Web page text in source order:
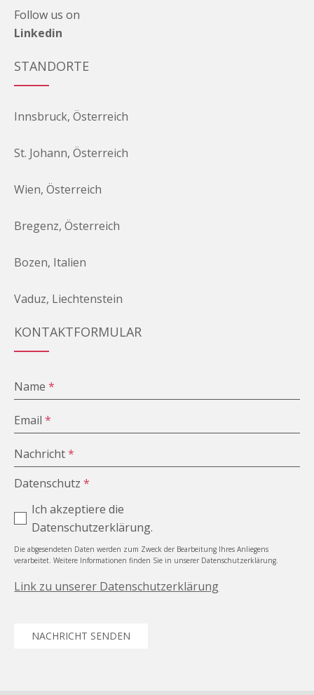
Follow us on
Linkedin
STANDORTE
Innsbruck, Österreich
St. Johann, Österreich
Wien, Österreich
Bregenz, Österreich
Bozen, Italien
Vaduz, Liechtenstein
KONTAKTFORMULAR
Name*
Email*
Nachricht*
Datenschutz*
Ich akzeptiere die
Datenschutzerklärung.
Die abgesendeten Daten werden zum Zweck der Bearbeitung Ihres Anliegens
verarbeitet. Weitere Informationen finden Sie in unserer Datenschutzerklärung.
Link zu unserer Datenschutzerklärung
NACHRICHT SENDEN